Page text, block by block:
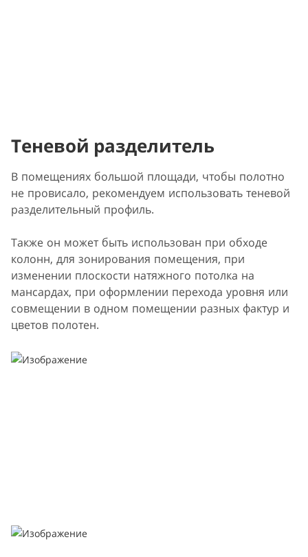
Теневой разделитель
В помещениях большой площади, чтобы полотно
не провисало, рекомендуем использовать теневой
разделительный профиль.
Также он может быть использован при обходе
колонн, для зонирования помещения, при
изменении плоскости натяжного потолка на
мансардах, при оформлении перехода уровня или
совмещении в одном помещении разных фактур и
цветов полотен.